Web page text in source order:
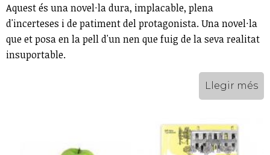
Aquest és una novel·la dura, implacable, plena
d'incerteses i de patiment del protagonista. Una novel·la
que et posa en la pell d'un nen que fuig de la seva realitat
insuportable.
Llegir més